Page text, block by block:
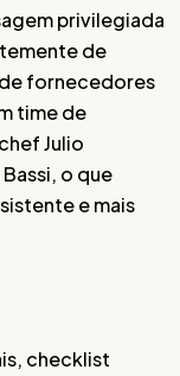
privilegiada
de
fornecedores
time de
Julio
o que
e mais
checklist